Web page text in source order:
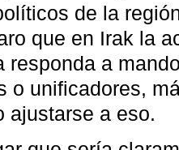
de la
que en Irak la
responda a
o unificadores,
ajustarse a eso.